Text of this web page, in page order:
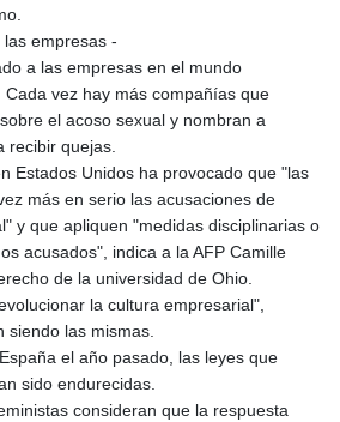
MGA
4918.938878
MKD 61.524236
MMK
2427.596601
MNT 4159.0218
MOP 9.314584
MRU 46.338424
MUR 54.419742
MVR 17.862733
MWK
1998.775164
MXN 19.811945
MYR 4.728715
MZN 73.882892
empresas -
a las empresas en el mundo
vez hay más compañías que
el acoso sexual y nombran a
recibir quejas.
Estados Unidos ha provocado que "las
más en serio las acusaciones de
y que apliquen "medidas disciplinarias o
acusados", indica a la AFP Camille
de la universidad de Ohio.
la cultura empresarial",
siendo las mismas.
el año pasado, las leyes que
sido endurecidas.
consideran que la respuesta